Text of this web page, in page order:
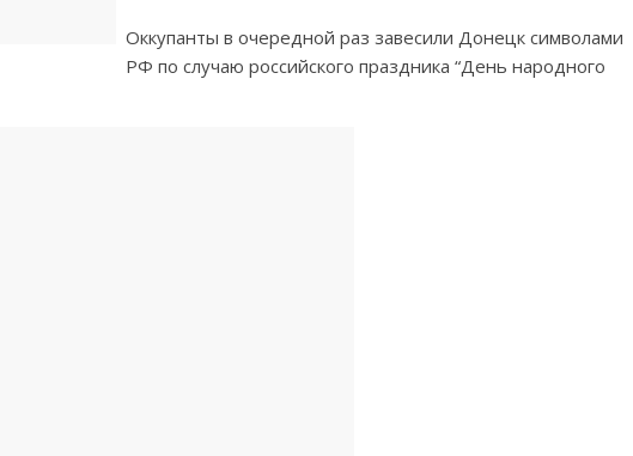
Оккупанты в очередной раз завесили Донецк символами
РФ по случаю российского праздника “День народного